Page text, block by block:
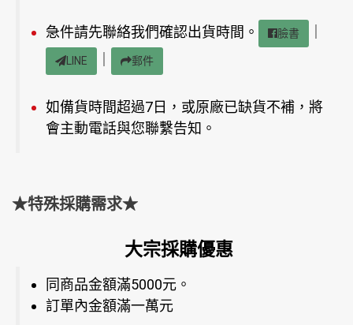
急件請先聯絡我們確認出貨時間。 臉書
LINE 郵件
如備貨時間超過7日，或原廠已缺貨不補，將
會主動電話與您聯繫告知。
★特殊採購需求★
大宗採購優惠
同商品金額滿5000元。
訂單內金額滿一萬元